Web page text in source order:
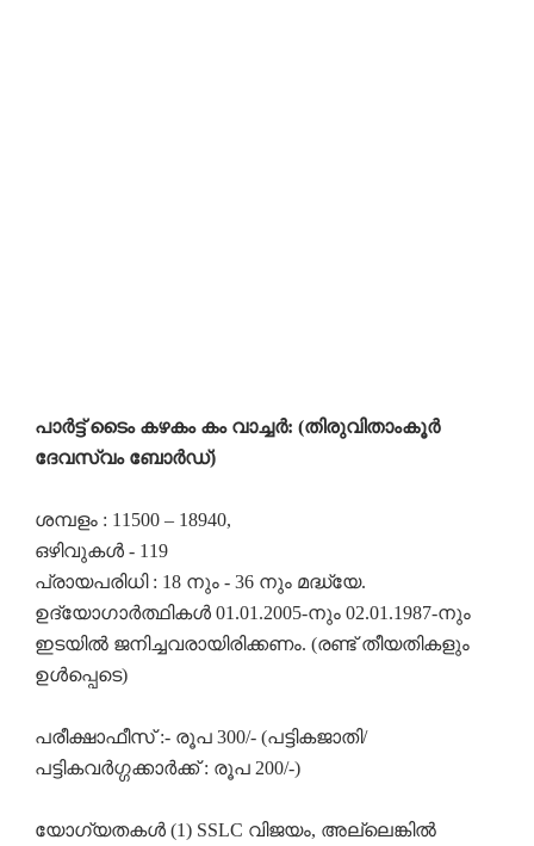
പാർട്ട് ടൈം കഴകം കം വാച്ചർ: (തിരുവിതാംകൂർ
ദേവസ്വം ബോർഡ്)
ശമ്പളം : 11500 – 18940,
ഒഴിവുകൾ - 119
പ്രായപരിധി : 18 നും - 36 നും മദ്ധ്യേ.
ഉദ്യോഗാർത്ഥികൾ 01.01.2005-നും 02.01.1987-നും
ഇടയിൽ ജനിച്ചവരായിരിക്കണം. (രണ്ട് തീയതികളും
ഉൾപ്പെടെ)
പരീക്ഷാഫീസ് :- രൂപ 300/- (പട്ടികജാതി/
പട്ടികവർഗ്ഗക്കാർക്ക് : രൂപ 200/-)
യോഗ്യതകൾ (1) SSLC വിജയം, അല്ലെങ്കിൽ